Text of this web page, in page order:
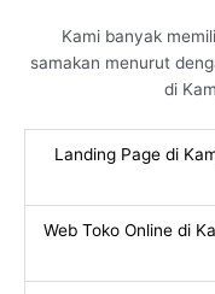
Kami banyak
samakan menurut
di
Landing Page di
Web Toko Online di